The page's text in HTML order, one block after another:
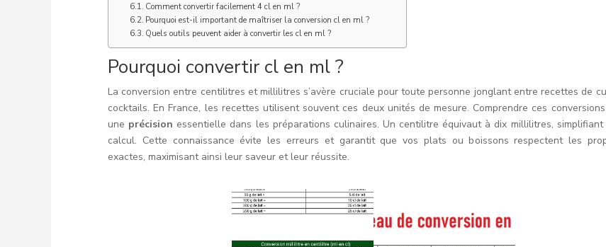
Comment convertir facilement 4 cl en ml ?
Pourquoi est-il important de maîtriser la conversion cl en ml ?
Quels outils peuvent aider à convertir les cl en ml ?
Pourquoi convertir cl en ml ?
La conversion entre centilitres et millilitres s’avère cruciale pour toute personne jonglant entre recettes de
cocktails. En France, les recettes utilisent souvent ces deux unités de mesure. Comprendre ces
une précision essentielle dans les préparations culinaires. Un centilitre équivaut à dix millilitres, simplifiant
calcul. Cette connaissance évite les erreurs et garantit que vos plats ou boissons respectent les
exactes, maximisant ainsi leur saveur et leur réussite.